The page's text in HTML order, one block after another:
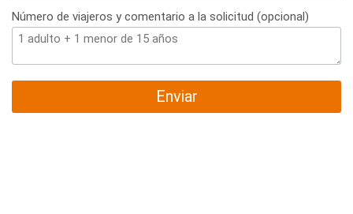
Número de viajeros y comentario a la solicitud (opcional)
Enviar